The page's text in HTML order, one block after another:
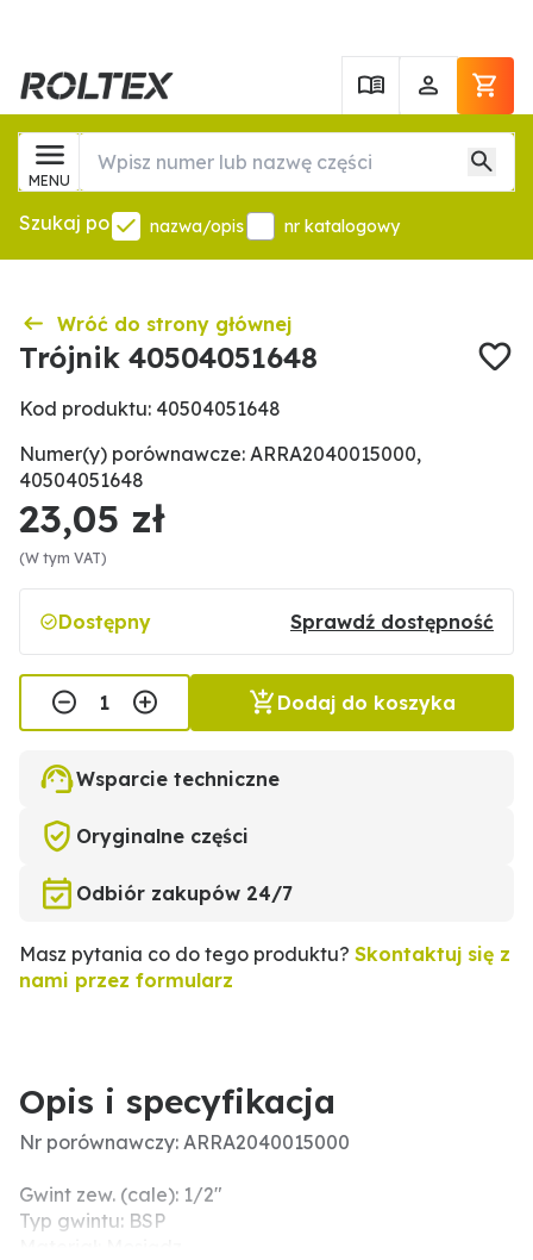
MENU
Szukaj po nazwa/opis nr katalogowy
Wróć do strony głównej
Trójnik 40504051648
Kod produktu: 40504051648
Numer(y) porównawcze: ARRA2040015000,
40504051648
23,05 zł
(W tym VAT)
Dostępny Sprawdź dostępność
Dodaj do koszyka
Wsparcie techniczne
Oryginalne części
Odbiór zakupów 24/7
Masz pytania co do tego produktu? Skontaktuj się z
nami przez formularz
Opis i specyfikacja
Nr porównawczy: ARRA2040015000
Gwint zew. (cale): 1/2"
Typ gwintu: BSP